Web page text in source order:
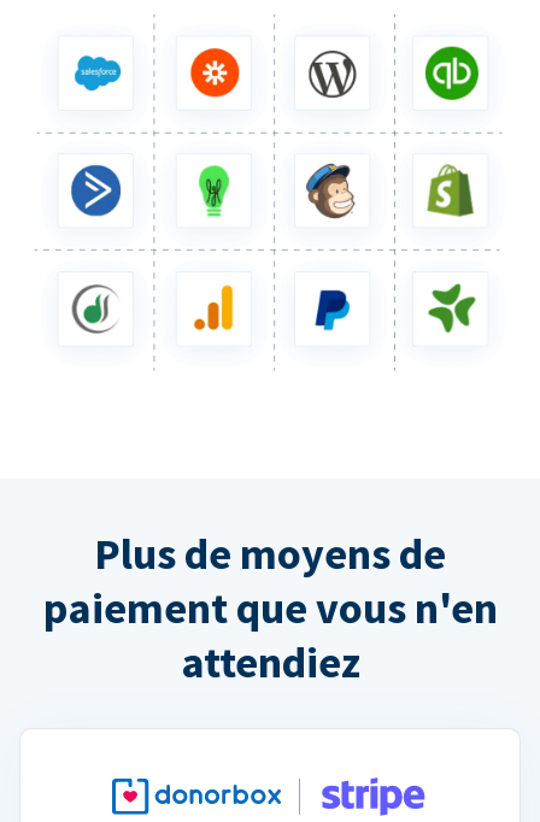
Plus de moyens de
paiement que vous n'en
attendiez